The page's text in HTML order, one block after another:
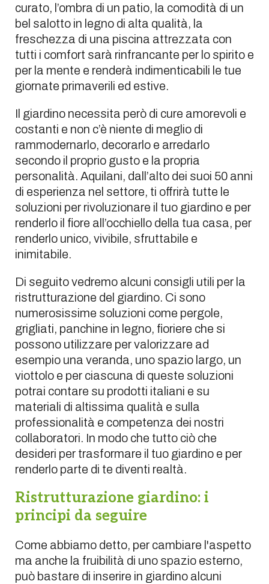
curato, l’ombra di un patio, la comodità di un
bel salotto in legno di alta qualità, la
freschezza di una piscina attrezzata con
tutti i comfort sarà rinfrancante per lo spirito e
per la mente e renderà indimenticabili le tue
giornate primaverili ed estive.
Il giardino necessita però di cure amorevoli e
costanti e non c’è niente di meglio di
rammodernarlo, decorarlo e arredarlo
secondo il proprio gusto e la propria
personalità. Aquilani, dall’alto dei suoi 50 anni
di esperienza nel settore, ti offrirà tutte le
soluzioni per rivoluzionare il tuo giardino e per
renderlo il fiore all’occhiello della tua casa, per
renderlo unico, vivibile, sfruttabile e
inimitabile.
Di seguito vedremo alcuni consigli utili per la
ristrutturazione del giardino. Ci sono
numerosissime soluzioni come pergole,
grigliati, panchine in legno, fioriere che si
possono utilizzare per valorizzare ad
esempio una veranda, uno spazio largo, un
viottolo e per ciascuna di queste soluzioni
potrai contare su prodotti italiani e su
materiali di altissima qualità e sulla
professionalità e competenza dei nostri
collaboratori. In modo che tutto ciò che
desideri per trasformare il tuo giardino e per
renderlo parte di te diventi realtà.
Ristrutturazione giardino: i
principi da seguire
Come abbiamo detto, per cambiare l'aspetto
ma anche la fruibilità di uno spazio esterno,
può bastare di inserire in giardino alcuni